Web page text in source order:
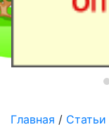
Главная / Статьи